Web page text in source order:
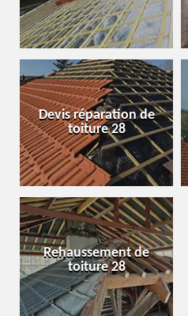
Devis réparation de
toiture 28
Rehaussement de
toiture 28